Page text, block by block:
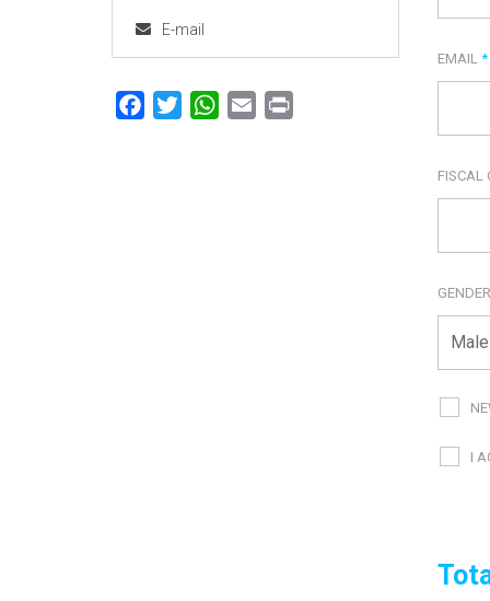
E-mail
FacebookTwitterWhatsApp
Email
EMAIL *
FISCAL
I